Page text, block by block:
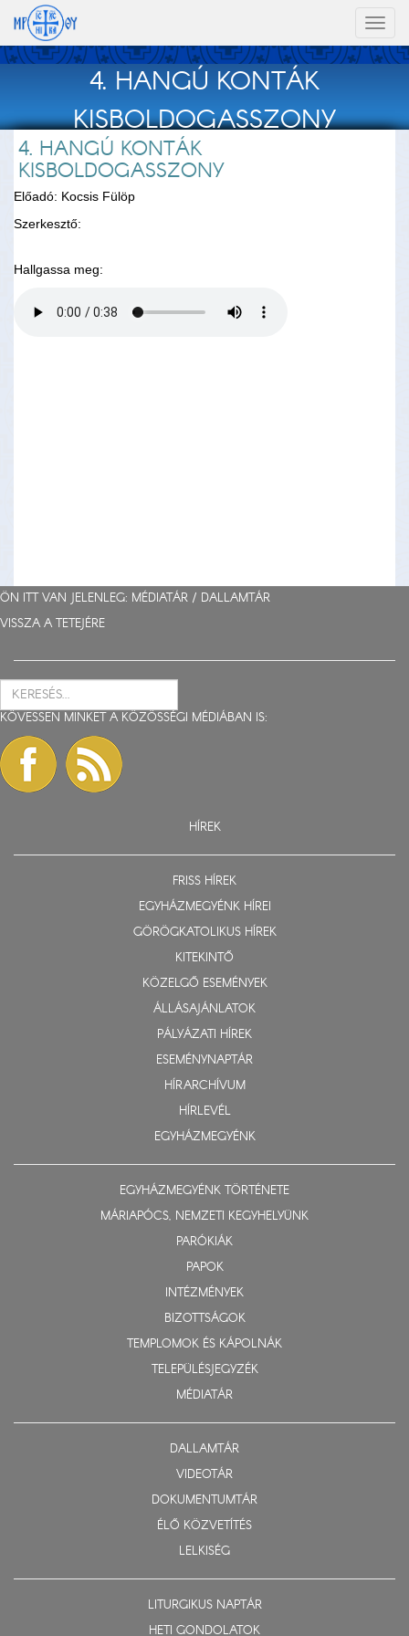
4. HANGÚ KONTÁK
KISBOLDOGASSZONY
4. HANGÚ KONTÁK
KISBOLDOGASSZONY
Előadó: Kocsis Fülöp
Szerkesztő:
Hallgassa meg:
ÖN ITT VAN JELENLEG: MÉDIATÁR / DALLAMTÁR
VISSZA A TETEJÉRE
KÖVESSEN MINKET A KÖZÖSSÉGI MÉDIÁBAN IS:
HÍREK
FRISS HÍREK
EGYHÁZMEGYÉNK HÍREI
GÖRÖGKATOLIKUS HÍREK
KITEKINTŐ
KÖZELGŐ ESEMÉNYEK
ÁLLÁSAJÁNLATOK
PÁLYÁZATI HÍREK
ESEMÉNYNAPTÁR
HÍRARCHÍVUM
HÍRLEVÉL
EGYHÁZMEGYÉNK
EGYHÁZMEGYÉNK TÖRTÉNETE
MÁRIAPÓCS, NEMZETI KEGYHELYÜNK
PARÓKIÁK
PAPOK
INTÉZMÉNYEK
BIZOTTSÁGOK
TEMPLOMOK ÉS KÁPOLNÁK
TELEPÜLÉSJEGYZÉK
MÉDIATÁR
DALLAMTÁR
VIDEOTÁR
DOKUMENTUMTÁR
ÉLŐ KÖZVETÍTÉS
LELKISÉG
LITURGIKUS NAPTÁR
HETI GONDOLATOK